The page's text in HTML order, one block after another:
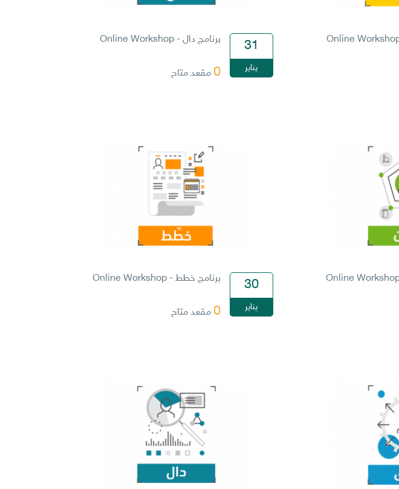
31
يناير
برنامج دال - Online Workshop
0 مقعد متاح
30
يناير
برنامج خطط - Online Workshop
0 مقعد متاح